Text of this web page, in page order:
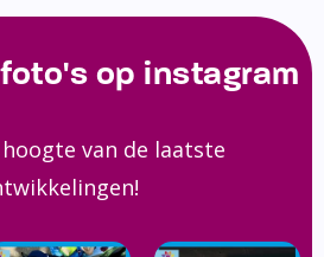
op instagram
van de laatste